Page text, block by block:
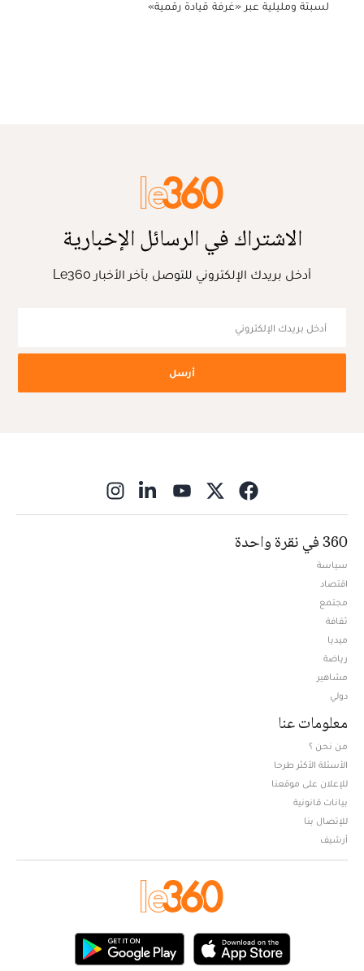
لسبتة ومليلية عبر «غرفة قيادة رقمية»
الاشتراك في الرسائل الإخبارية
أدخل بريدك الإلكتروني للتوصل بآخر الأخبار Le360
أرسل
360 في نقرة واحدة
سياسة
اقتصاد
مجتمع
ثقافة
ميديا
رياضة
مشاهير
دولي
معلومات عنا
من نحن ؟
الأسئلة الأكثر طرحا
للإعلان على موقعنا
بيانات قانونية
للإتصال بنا
أرشيف